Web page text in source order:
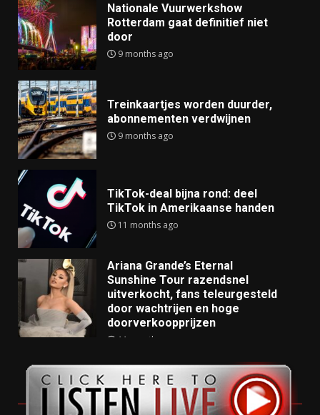
Nationale Vuurwerkshow
Rotterdam gaat definitief niet
door
9 months ago
Treinkaartjes worden duurder,
abonnementen verdwijnen
9 months ago
TikTok-deal bijna rond: deel
TikTok in Amerikaanse handen
11 months ago
Ariana Grande’s Eternal
Sunshine Tour razendsnel
uitverkocht, fans teleurgesteld
door wachtrijen en hoge
doorverkoopprijzen
11 months ago